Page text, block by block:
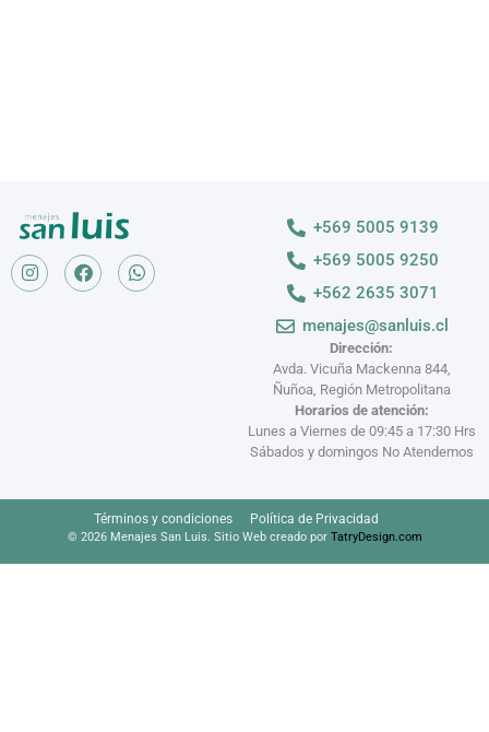
Dirección:
Avda. Vicuña Mackenna 844,
Ñuñoa, Región Metropolitana
Horarios de atención:
Lunes a Viernes de 09:45 a 17:30 Hrs
Sábados y domingos No Atendemos
+569 5005 9139
+569 5005 9250
+562 2635 3071
menajes@sanluis.cl
Términos y condiciones Política de Privacidad
© 2026 Menajes San Luis. Sitio Web creado por TatryDesign.com